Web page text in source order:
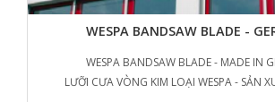
WESPA BANDSAW BLADE -
WESPA BANDSAW BLADE - MADE IN
LƯỠI CƯA VÒNG KIM LOẠI WESPA - SẢN